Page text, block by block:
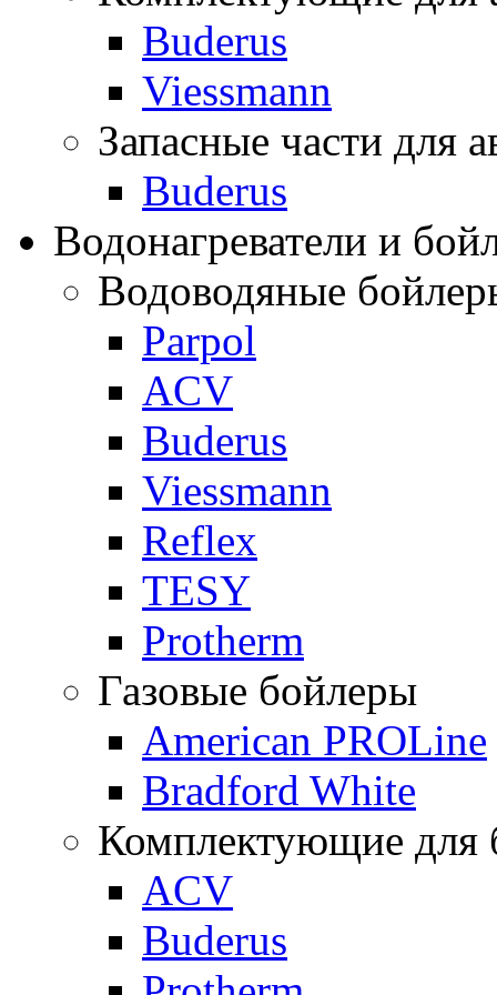
Buderus
Viessmann
Запасные части для
Buderus
Водонагреватели и
Водоводяные
Parpol
ACV
Buderus
Viessmann
Reflex
TESY
Protherm
Газовые бойлеры
American PROLine
Bradford White
Комплектующие для
ACV
Buderus